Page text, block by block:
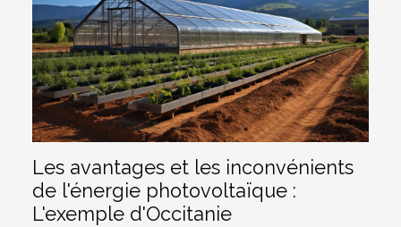
Les avantages et les inconvénients
de l'énergie photovoltaïque :
L'exemple d'Occitanie